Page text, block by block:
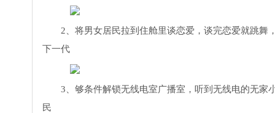
2、将男女居民拉到住舱里谈恋爱，谈完恋爱就跳舞
下一代
3、够条件解锁无线电室广播室，听到无线电的无家
民